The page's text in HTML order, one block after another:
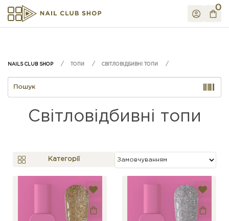
0
ТОПИ СВІТЛОВІДБИВНІ ТОПИ
Світловідбивні топи
Категорії